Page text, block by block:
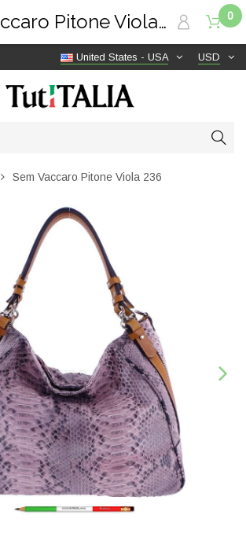
USD
United States - USA
0
Sem Vaccaro Pitone Viola 236
Sem Vaccaro Pitone Viola 236 | TutITALIA